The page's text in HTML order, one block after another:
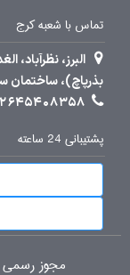
تماس با شعبه کرج
بذرپاچ)، ساختمان ستاره،
پشتیبانی 24 ساعته
مجوز رسمی